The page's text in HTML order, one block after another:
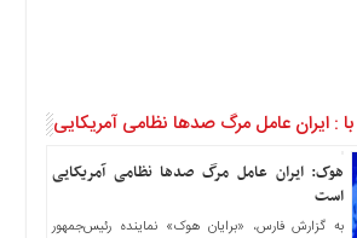
: ایران عامل مرگ صدها نظامی آمریکایی
هوک: ایران عامل مرگ صدها نظامی آمریکایی
است
به گزارش فارس، «برایان هوک» نماینده رئیس‌جمهور